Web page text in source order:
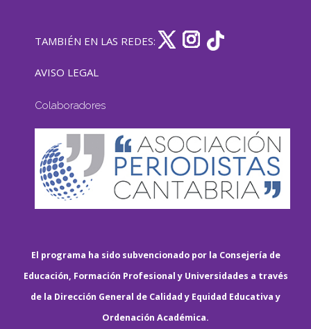
TAMBIÉN EN LAS REDES:
AVISO LEGAL
Colaboradores
El programa ha sido subvencionado por la Consejería de
Educación, Formación Profesional y Universidades a través
de la Dirección General de Calidad y Equidad Educativa y
Ordenación Académica.